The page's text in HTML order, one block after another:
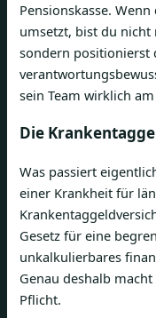
Pensionskasse.
umsetzt, bist du
sondern positionierst
sein Team wirklich
Die
Was passiert
einer Krankheit für
Gesetz für eine
unkalkulierbares
Genau deshalb
Pflicht.